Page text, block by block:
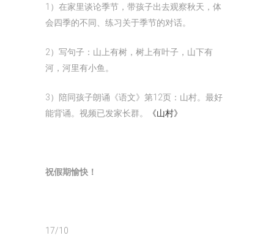
1）在家里谈论季节，带孩子出去观察秋天，体
会四季的不同、练习关于季节的对话。
2）写句子：山上有树，树上有叶子，山下有
河，河里有小鱼。
3）陪同孩子朗诵《语文》第12页：山村。最好
能背诵。视频已发家长群。
《山村》
祝假期愉快！
17/10